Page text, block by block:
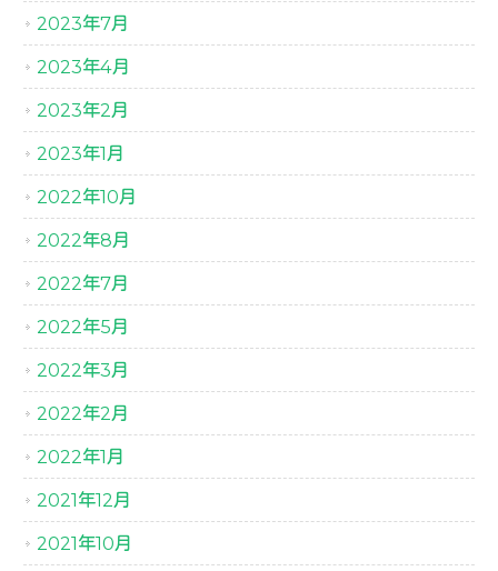
2023年7月
2023年4月
2023年2月
2023年1月
2022年10月
2022年8月
2022年7月
2022年5月
2022年3月
2022年2月
2022年1月
2021年12月
2021年10月